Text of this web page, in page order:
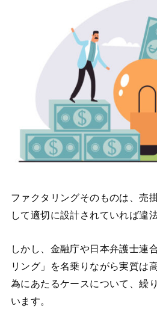
ファクタリングそのものは、売
して適切に設計されていれば違
しかし、金融庁や日本弁護士連
リング」を名乗りながら実質は
為にあたるケースについて、繰
います。